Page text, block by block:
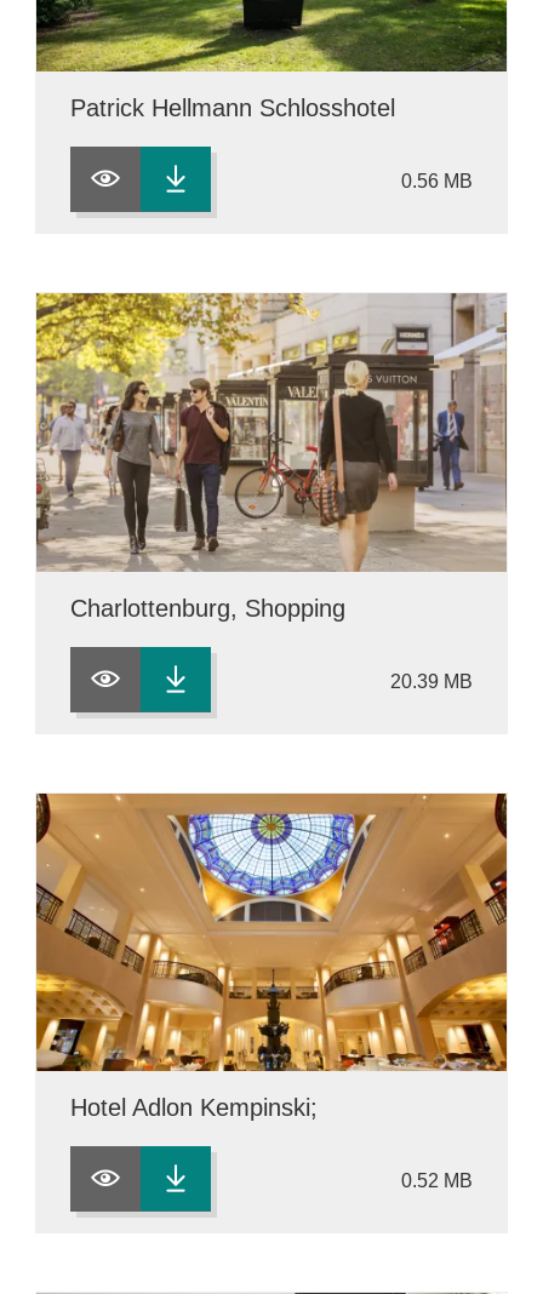
Patrick Hellmann Schlosshotel
0.56 MB
Charlottenburg, Shopping
20.39 MB
Hotel Adlon Kempinski;
0.52 MB